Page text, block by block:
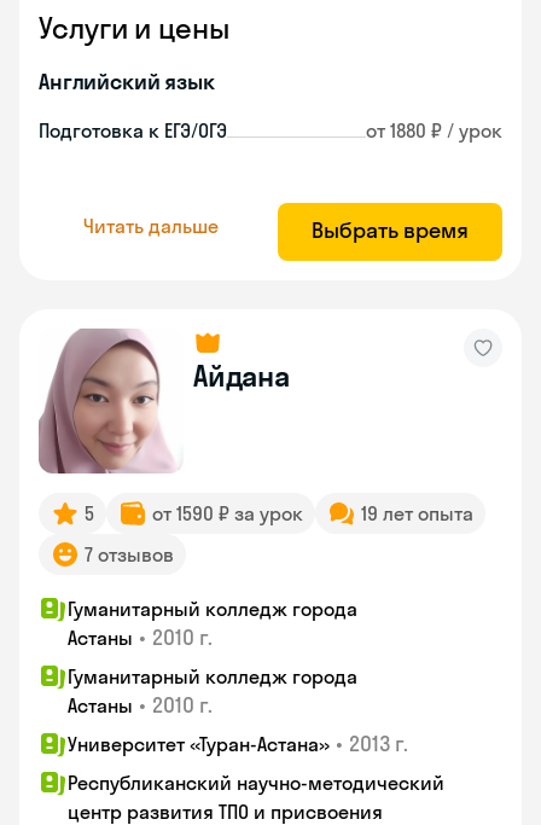
Услуги и цены
Английский язык
Подготовка к ЕГЭ/ОГЭ от 1880 ₽ / урок
Читать дальше Выбрать время
Айдана
5 от 1590 ₽ за урок
19 лет опыта
7 отзывов
Гуманитарный колледж города
Астаны • 2010 г.
Гуманитарный колледж города
Астаны • 2010 г.
Университет «Туран-Астана» • 2013 г.
Республиканский научно-методический
центр развития ТПО и присвоения